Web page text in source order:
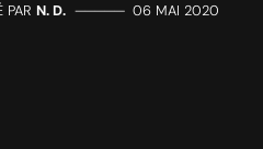
PAR N. D. ————— 06 MAI 2020